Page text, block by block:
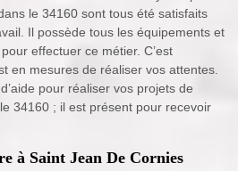
le 34160 sont tous été satisfaits
Il possède tous les équipements et
effectuer ce métier. C’est
en mesures de réaliser vos attentes.
pour réaliser vos projets de
34160 ; il est présent pour recevoir
à Saint Jean De Cornies